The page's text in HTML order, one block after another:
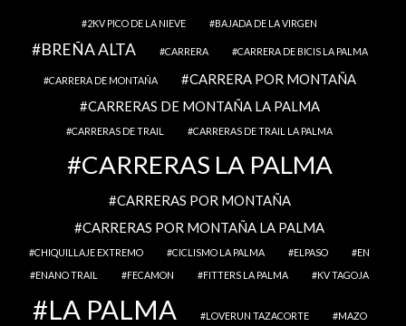
2KV PICO DE LA NIEVE BAJADA DE LA VIRGEN
BREÑA ALTA CARRERA CARRERA DE BICIS LA PALMA
CARRERA DE MONTAÑA
CARRERA POR MONTAÑA
CARRERAS DE MONTAÑA LA PALMA
CARRERAS DE TRAIL CARRERAS DE TRAIL LA PALMA
CARRERAS LA PALMA
CARRERAS POR MONTAÑA
CARRERAS POR MONTAÑA LA PALMA
CHIQUILLAJE EXTREMO CICLISMO LA PALMA ELPASO
EN
ENANO TRAIL
FECAMON FITTERS LA PALMA KV TAGOJA
LA PALMA LOVERUN TAZACORTE MAZO